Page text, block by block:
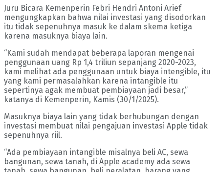
Juru Bicara Kemenperin Febri Hendri Antoni Arief
mengungkapkan bahwa nilai investasi yang disodorkan
itu tidak sepenuhnya masuk ke dalam skema ketiga
karena masuknya biaya lain.
“Kami sudah mendapat beberapa laporan mengenai
penggunaan uang Rp 1,4 triliun sepanjang 2020-2023,
kami melihat ada penggunaan untuk biaya intengible, itu
yang kami permasalahkan karena intangible itu
sepertinya agak membuat pembiayaan jadi besar,”
katanya di Kemenperin, Kamis (30/1/2025).
Masuknya biaya lain yang tidak berhubungan dengan
investasi membuat nilai pengajuan investasi Apple tidak
sepenuhnya riil.
“Ada pembiayaan intangible misalnya beli AC, sewa
bangunan, sewa tanah, di Apple academy ada sewa